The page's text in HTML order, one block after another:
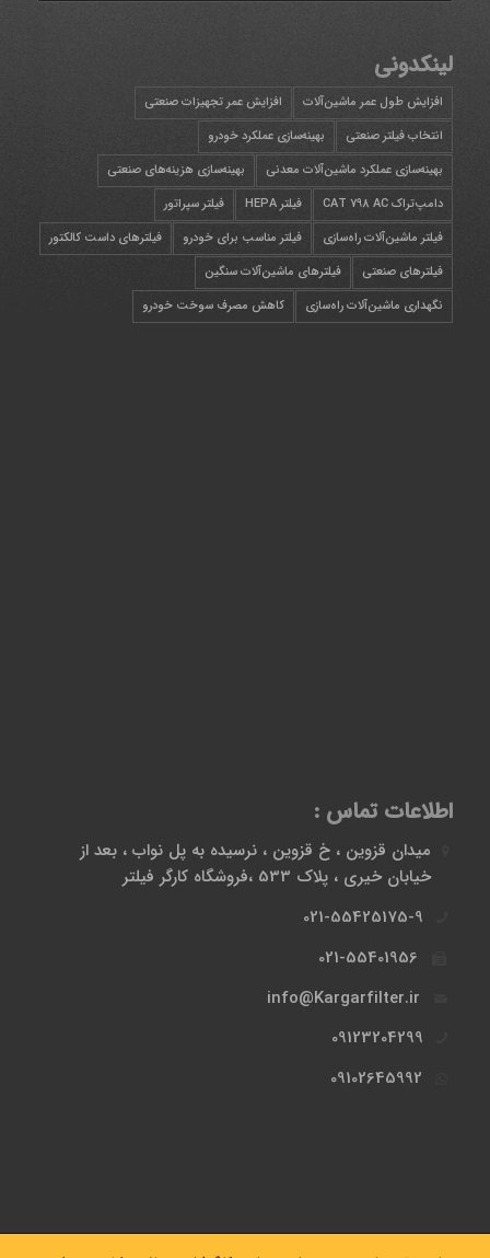
لینکدونی
افزایش طول عمر ماشین‌آلات
افزایش عمر تجهیزات صنعتی
انتخاب فیلتر صنعتی
بهینه‌سازی عملکرد خودرو
بهینه‌سازی عملکرد ماشین‌آلات معدنی
بهینه‌سازی هزینه‌های صنعتی
دامپ‌تراک CAT 798 AC
فیلتر HEPA
فیلتر سپراتور
فیلتر ماشین‌آلات راه‌سازی
فیلتر مناسب برای خودرو
فیلترهای داست کالکتور
فیلترهای صنعتی
فیلترهای ماشین‌آلات سنگین
نگهداری ماشین‌آلات راه‌سازی
کاهش مصرف سوخت خودرو
اطلاعات تماس :
میدان قزوین ، خ قزوین ، نرسیده به پل نواب ، بعد از
خیابان خیری ، پلاک 533 ،فروشگاه کارگر فیلتر
021-55425175-9
021-55401956
info@Kargarfilter.ir
09123204299
09102645992